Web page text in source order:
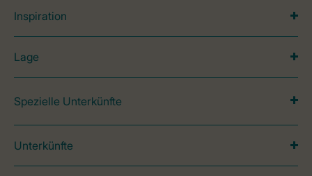
Inspiration
Lage
Spezielle Unterkünfte
Unterkünfte